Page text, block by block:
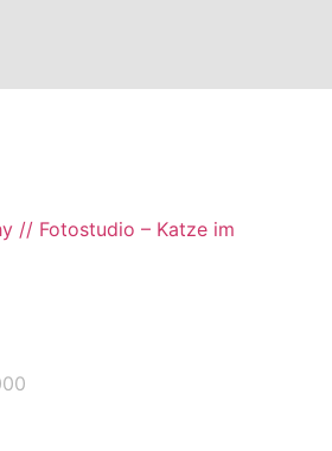
// Fotostudio – Katze im